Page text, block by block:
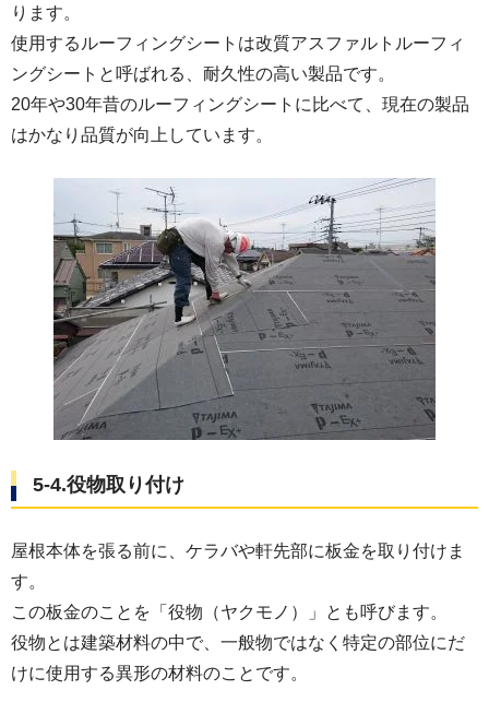
ります。
使用するルーフィングシートは改質アスファルトルーフィ
ングシートと呼ばれる、耐久性の高い製品です。
20年や30年昔のルーフィングシートに比べて、現在の製品
はかなり品質が向上しています。
5-4.役物取り付け
屋根本体を張る前に、ケラバや軒先部に板金を取り付けま
す。
この板金のことを「役物（ヤクモノ）」とも呼びます。
役物とは建築材料の中で、一般物ではなく特定の部位にだ
けに使用する異形の材料のことです。